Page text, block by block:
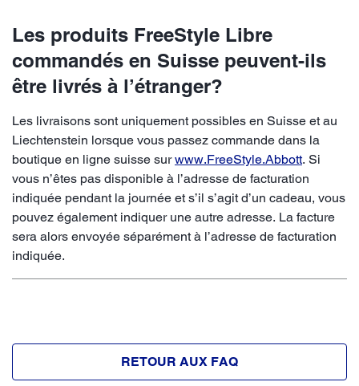
Les produits FreeStyle Libre
commandés en Suisse peuvent-ils
être livrés à l’étranger?
Les livraisons sont uniquement possibles en Suisse et au
Liechtenstein lorsque vous passez commande dans la
boutique en ligne suisse surwww.FreeStyle.Abbott. Si
vous n’êtes pas disponible à l’adresse de facturation
indiquée pendant la journée et s’il s’agit d’un cadeau, vous
pouvez également indiquer une autre adresse. La facture
sera alors envoyée séparément à l’adresse de facturation
indiquée.
RETOUR AUX FAQ